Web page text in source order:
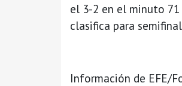
el 3-2 en el minuto
clasifica para
Información de EFE/